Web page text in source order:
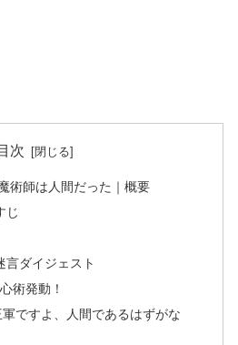
次
術師は人間だった｜概要
じ
言ダイジェスト
術発動！
ですよ、人間であるはずがな